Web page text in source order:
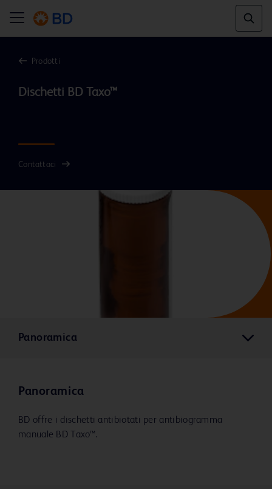
Prodotti
Dischetti BD Taxo™
Contattaci
Panoramica
Panoramica
BD offre i dischetti antibiotati per antibiogramma
manuale BD Taxo™.